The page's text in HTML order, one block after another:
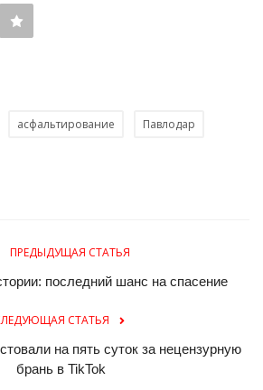
асфальтирование Павлодар
ПРЕДЫДУЩАЯ СТАТЬЯ
последний шанс на спасение
СТАТЬЯ
на пять суток за нецензурную
брань в TikTok